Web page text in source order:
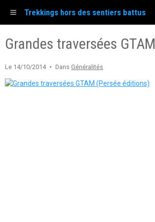
Trekkings hors des sentiers battus
Grandes traversées GTAM
Le 14/10/2014 Dans Généralités